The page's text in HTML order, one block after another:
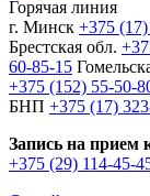
Горячая линия
г. Минск +375
Брестская обл.
60-85-15
+375 (152) 55-50-
БНП +375 (17)
Запись на прием
+375 (29) 114-45-